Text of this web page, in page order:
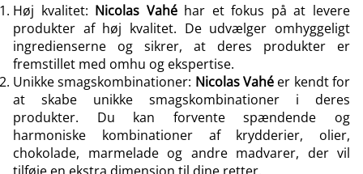
Høj kvalitet: Nicolas Vahéhar et fokus på at levere
produkter af høj kvalitet. De udvælger omhyggeligt
ingredienserne og sikrer, at deres produkter er
fremstillet med omhu og ekspertise.
Unikke smagskombinationer: Nicolas Vahé er kendt for
at skabe unikke smagskombinationer i deres
produkter. Du kan forvente spændende og
harmoniske kombinationer af krydderier, olier,
chokolade, marmelade og andre madvarer, der vil
tilføje en ekstra dimension til dine retter.